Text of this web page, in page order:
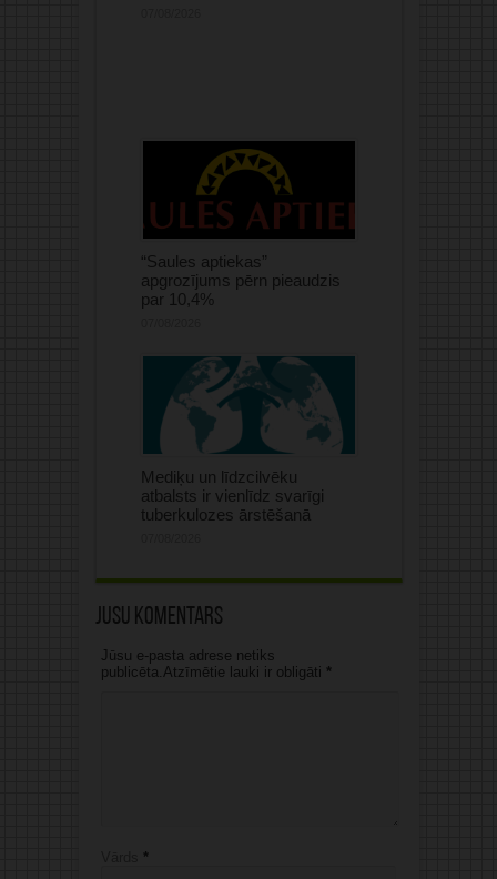
“Saules aptiekas”
apgrozījums pērn pieaudzis
par 10,4%
Mediķu un līdzcilvēku
atbalsts ir vienlīdz svarīgi
tuberkulozes ārstēšanā
Jūsu komentārs
Jūsu e-pasta adrese netiks
publicēta.Atzīmētie lauki ir obligāti *
*